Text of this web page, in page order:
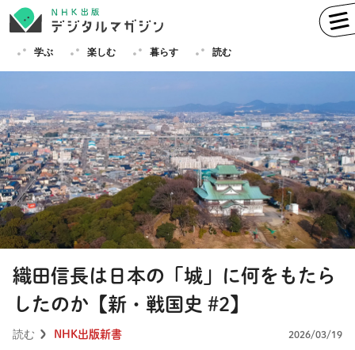
学ぶ 楽しむ 暮らす 読む
学ぶ 英語 フランス語
ドイツ語 イタリア語
スペイン語 ロシア語
楽しむ
織田信長は日本の「城」に何をもたら
したのか【新・戦国史 #2】
読む NHK出版新書 2026/03/19